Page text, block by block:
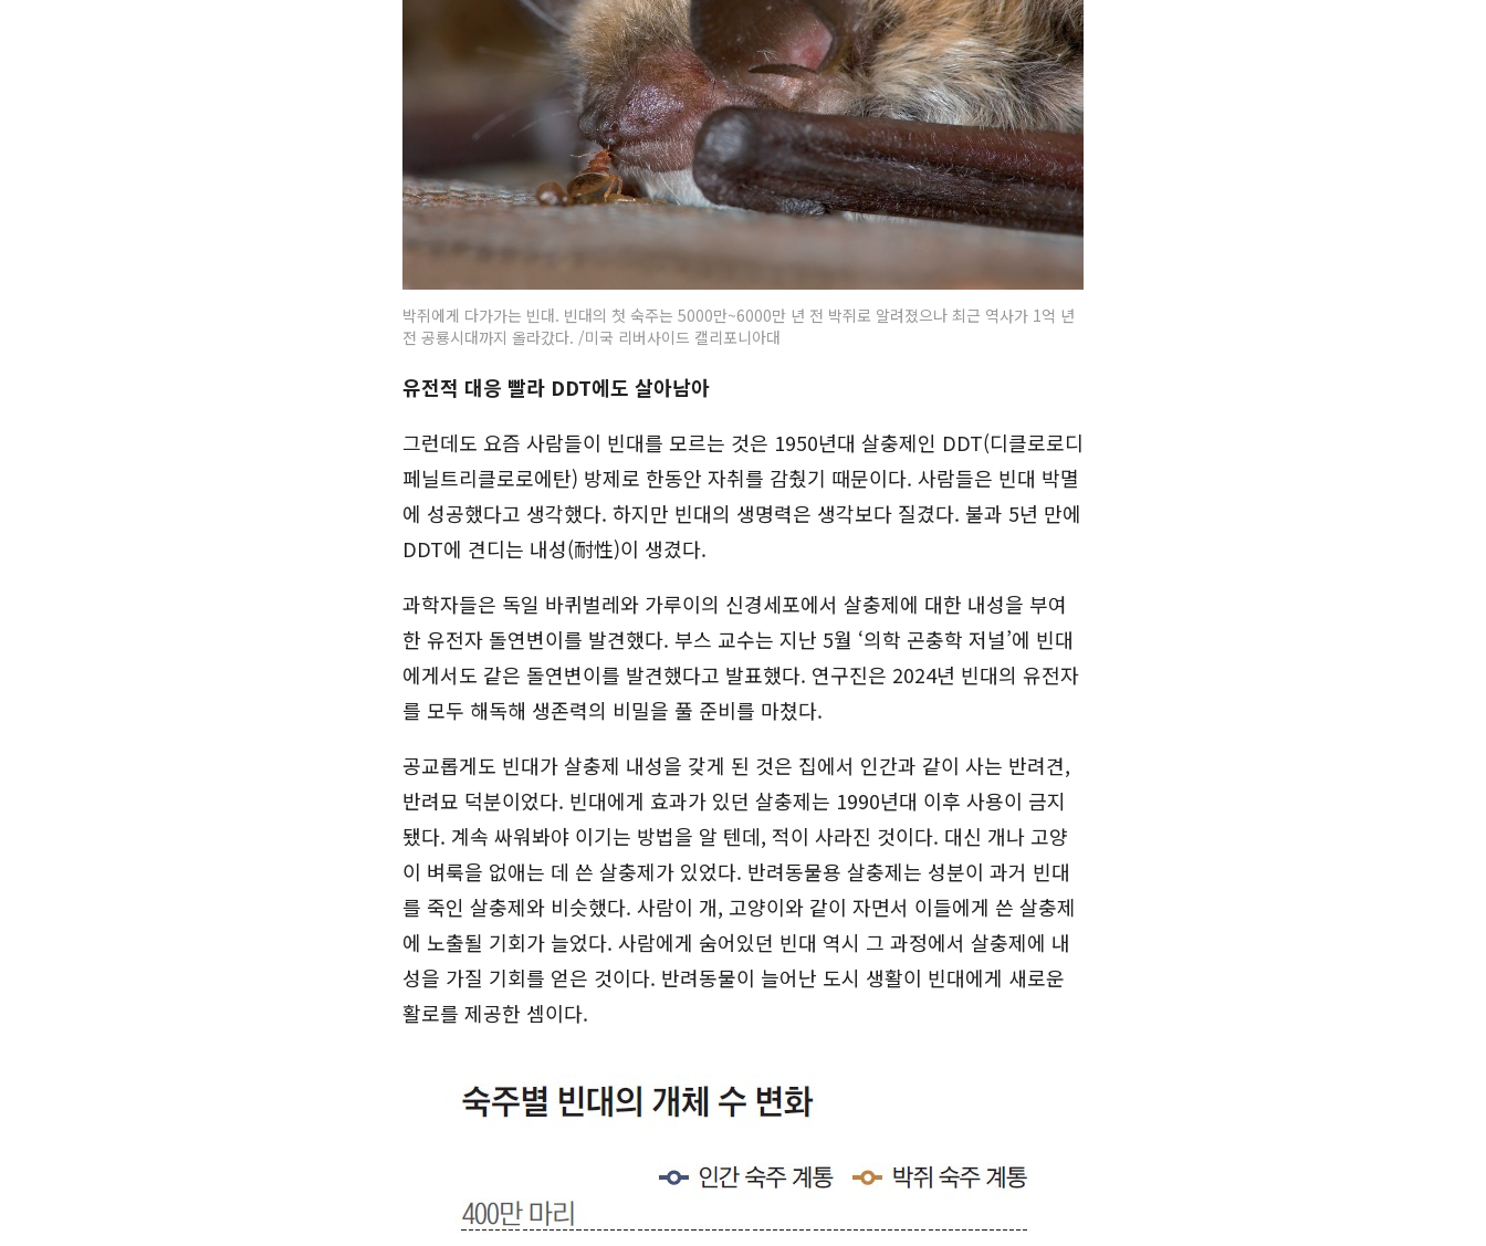
박쥐에게 다가가는 빈대. 빈대의 첫 숙주는 5000만~6000만 년 전 박쥐로 알려졌으나 최근 역사가 1억 년
전 공룡시대까지 올라갔다. /미국 리버사이드 캘리포니아대
유전적 대응 빨라 DDT에도 살아남아
그런데도 요즘 사람들이 빈대를 모르는 것은 1950년대 살충제인 DDT(디클로로디
페닐트리클로로에탄) 방제로 한동안 자취를 감췄기 때문이다. 사람들은 빈대 박멸
에 성공했다고 생각했다. 하지만 빈대의 생명력은 생각보다 질겼다. 불과 5년 만에
DDT에 견디는 내성(耐性)이 생겼다.
과학자들은 독일 바퀴벌레와 가루이의 신경세포에서 살충제에 대한 내성을 부여
한 유전자 돌연변이를 발견했다. 부스 교수는 지난 5월 ‘의학 곤충학 저널’에 빈대
에게서도 같은 돌연변이를 발견했다고 발표했다. 연구진은 2024년 빈대의 유전자
를 모두 해독해 생존력의 비밀을 풀 준비를 마쳤다.
공교롭게도 빈대가 살충제 내성을 갖게 된 것은 집에서 인간과 같이 사는 반려견,
반려묘 덕분이었다. 빈대에게 효과가 있던 살충제는 1990년대 이후 사용이 금지
됐다. 계속 싸워봐야 이기는 방법을 알 텐데, 적이 사라진 것이다. 대신 개나 고양
이 벼룩을 없애는 데 쓴 살충제가 있었다. 반려동물용 살충제는 성분이 과거 빈대
를 죽인 살충제와 비슷했다. 사람이 개, 고양이와 같이 자면서 이들에게 쓴 살충제
에 노출될 기회가 늘었다. 사람에게 숨어있던 빈대 역시 그 과정에서 살충제에 내
성을 가질 기회를 얻은 것이다. 반려동물이 늘어난 도시 생활이 빈대에게 새로운
활로를 제공한 셈이다.